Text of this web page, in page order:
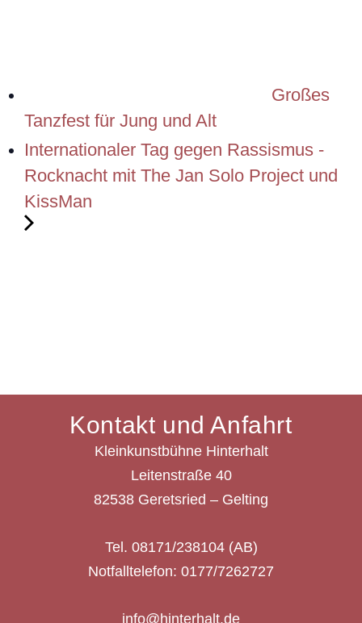
Großes
Tanzfest für Jung und Alt
Internationaler Tag gegen Rassismus -
Rocknacht mit The Jan Solo Project und
KissMan
Kontakt und Anfahrt
Kleinkunstbühne Hinterhalt
Leitenstraße 40
82538 Geretsried – Gelting
Tel. 08171/238104 (AB)
Notfalltelefon: 0177/7262727
info@hinterhalt.de